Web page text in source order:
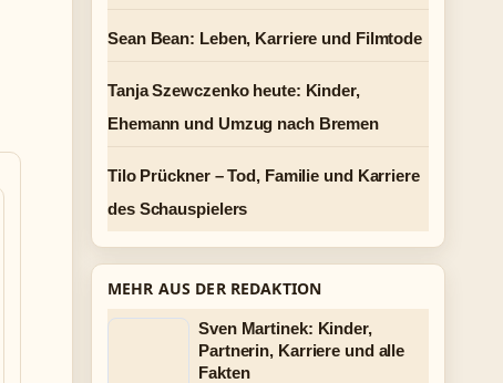
Sean Bean: Leben, Karriere und Filmtode
Tanja Szewczenko heute: Kinder,
Ehemann und Umzug nach Bremen
Tilo Prückner – Tod, Familie und Karriere
des Schauspielers
MEHR AUS DER REDAKTION
Sven Martinek: Kinder,
Partnerin, Karriere und alle
Fakten